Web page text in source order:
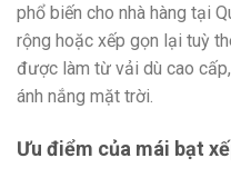
phổ biến cho nhà hàng tại
rộng hoặc xếp gọn lại tuỳ
được làm từ vải dù cao
ánh nắng mặt trời.
Ưu điểm của mái bạt